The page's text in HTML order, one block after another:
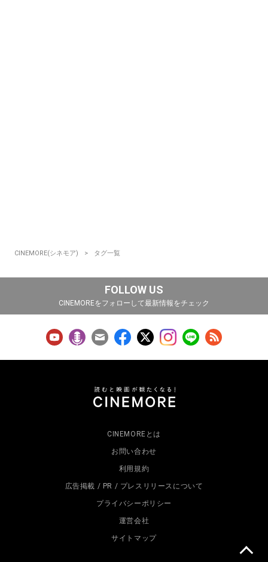
CINEMORE(シネモア) タグ一覧
FOLLOW US
CINEMOREをフォローして最新情報をチェック
CINEMOREとは
お問い合わせ
利用規約
広告掲載 / PR / プレスリリースについて
プライバシーポリシー
運営会社
サイトマップ